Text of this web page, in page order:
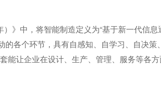
中，将智能制造定义为“基于新一代信息
各个环节，具有自感知、自学习、自决策
能让企业在设计、生产、管理、服务等各方